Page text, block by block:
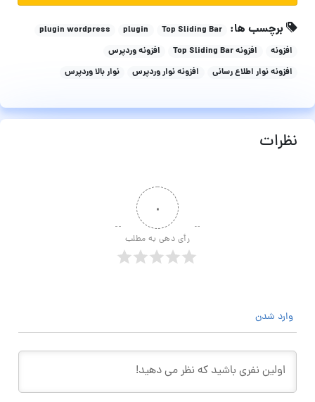
برچسب ها: Top Sliding Bar
plugin
plugin wordpress
افزونه
افزونه Top Sliding Bar
افزونه وردپرس
افزونه نوار اطلاع رسانی
افزونه نوار وردپرس نوار بالا وردپرس
نظرات
۰
رأی دهی به مطلب
وارد شدن